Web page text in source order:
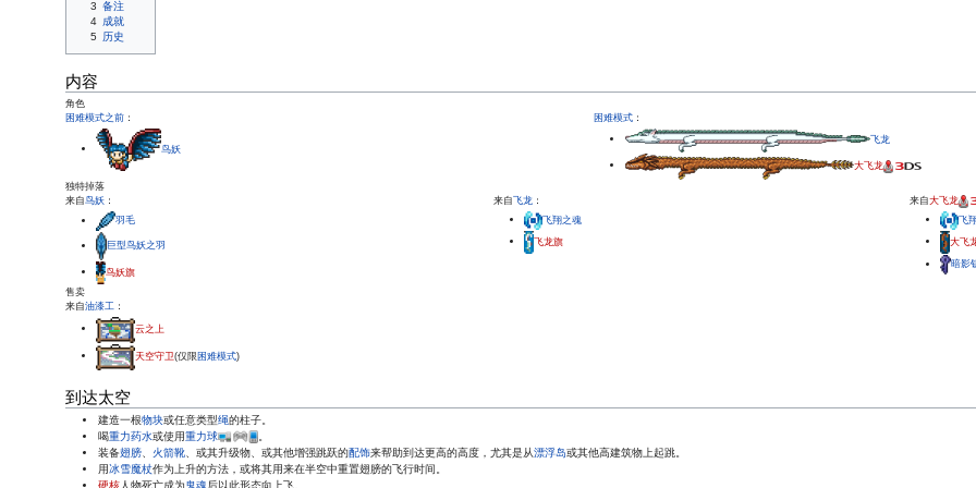
3 备注
4 成就
5
历史
内容
角色
困难模式之前 ：
鸟妖
困难模式 ：
飞龙
大飞龙
独特掉落
来自鸟妖 ：
羽毛
巨型鸟妖之羽
鸟妖旗
来自飞龙 ：
飞翔之魂
飞龙旗
来自大飞龙
飞
大飞
暗影
售卖
来自油漆工 ：
云之上
天空守卫(仅限困难模式)
到达太空
建造一根物块或任意类型绳的柱子。
喝重力药水或使用重力球
装备翅膀 火箭靴 、或其升级物、或其他增强跳跃的配饰来帮助到达更高的高度，尤其是从漂浮岛或其他高建筑物上起跳。
用冰雪魔杖作为上升的方法，或将其用来在半空中重置翅膀的飞行时间。
硬核人物死亡成为鬼魂后以此形态向上飞。